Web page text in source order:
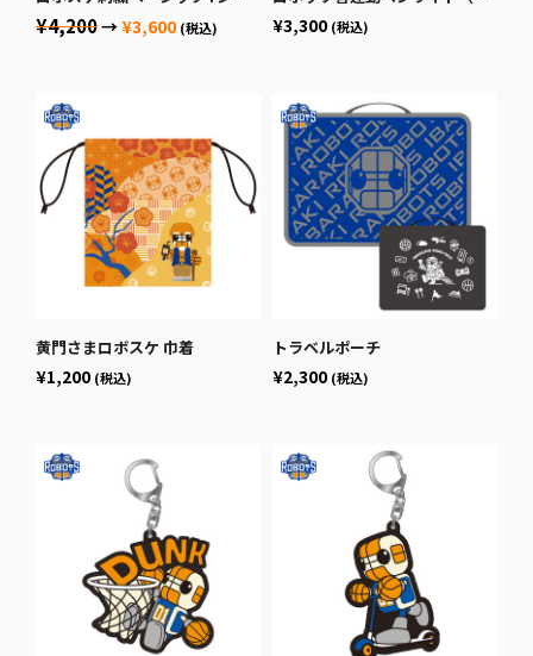
¥4,200→¥3,600 (税込) ¥3,300 (税込)
黄門さまロボスケ 巾着
¥1,200 (税込)
トラベルポーチ
¥2,300 (税込)